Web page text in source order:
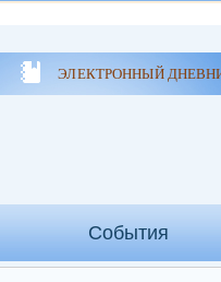
ЭЛЕКТРОННЫЙ
События